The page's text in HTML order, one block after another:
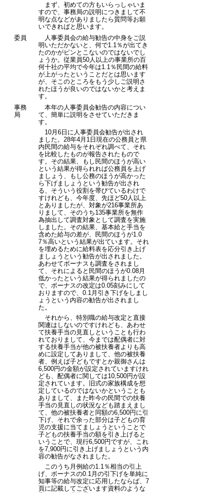
まず、初めての方もいらっしゃいま
すので、事務局の説明につきまして不
明な点などがありましたら質問等お願
いできればと思います。
委員
人事委員会の給与勧告の中身をご説
明いただかないと、何で1.1％が出てき
たのかがピンとこないのではないでし
ょうか。従業員50人以上の事業所の百
何十社の平均で今年は1.1％民間の給料
が上がったということだとは思います
が、そこのところをもう少しご説明さ
れたほうが良いのではないかと考えま
す。
事務
局
本年の人事委員会勧告の内容につい
て、簡単に説明をさせていただきま
す。
10月6日に人事委員会勧告が出され
ました。28年4月1日現在の公務員と県
内民間の給与をそれぞれ調べて、それ
を比較したものが報告されたもので
す。その結果、もし民間のほうが高い
という結果が得られれば公務員を上げ
ましょう、もし公務のほうが高かった
ら下げましょうという勧告が出され
る、そういう役割を帯びているわけで
すけれども、今年度、先ほど50人以上
とありましたが、対象が216事業所あ
りまして、そのうち135事業所を無作
為抽出して調査対象として調査を実施
しました。その結果、基本給と手当を
含めた給与の差が、民間のほうが1.0
7％高いという結果が出ています。それ
を埋めるために給料表を応分引き上げ
ましょうという勧告が出されました。
あわせてボーナスも調査をされまし
て、それによると民間のほうが0.08月
低かったという結果が得られましたの
で、ボーナスの改定は0.05刻みにして
おりますので、0.1月引き下げをしまし
ょうという内容の勧告が出されまし
た。
それから、特別職の給与改定と直接
関連はしないのですけれども、あわせ
て扶養手当の見直しということも行わ
れておりまして、今までは配偶者に対
する扶養手当が他の被扶養者よりも高
めに設定してありまして、他の被扶養
者、例えば子どもですとか親御さんは
6,500円の金額が設定されていますけれ
ども、配偶者に関しては10,500円が設
定されています。旧式の家族構成を想
定しているのではないかということも
ありまして、また昨今の民間での扶養
手当の見直しの状況なども踏まえまし
て、他の被扶養者と同額の6,500円に引
下げ、それで余った部分は子どもの育
児の支援に当てましょうということで
子どもの扶養手当の額を引き上げると
いうことで、現行6,500円ですが、これ
を7,900円に引き上げましょうという内
容の勧告がなされました。
このうち月例給の1.1％相当の引上
げ、ボーナスの0.1月の引下げを単純に
知事等の給与改定に応用したならば、7
頁に記載してございます資料のような